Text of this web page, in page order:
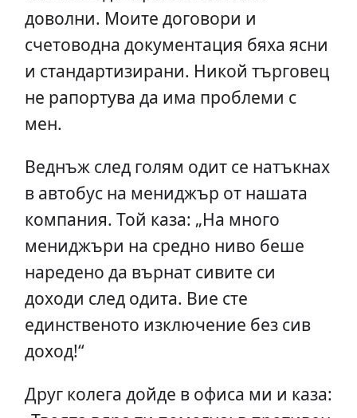
доволни. Моите договори и
счетоводна документация бяха ясни
и стандартизирани. Никой търговец
не рапортува да има проблеми с
мен.
Веднъж след голям одит се натъкнах
в автобус на мениджър от нашата
компания. Той каза: „На много
мениджъри на средно ниво беше
наредено да върнат сивите си
доходи след одита. Вие сте
единственото изключение без сив
доход!“
Друг колега дойде в офиса ми и каза: